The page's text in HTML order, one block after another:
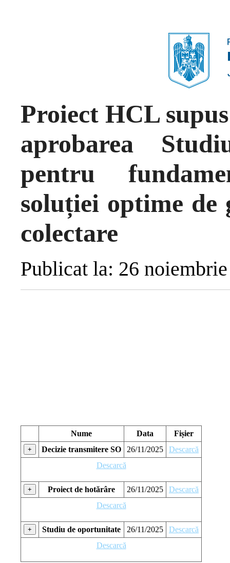
Proiect HCL
aprobarea
pentru
soluției optime de
colectare
Publicat la: 26
Nume Data Fișier
+ Decizie transmitere SO 26/11/2025
Descarcă
Descarcă
+ Proiect de hotărâre 26/11/2025
Descarcă
Descarcă
+ Studiu de oportunitate 26/11/2025
Descarcă
Descarcă